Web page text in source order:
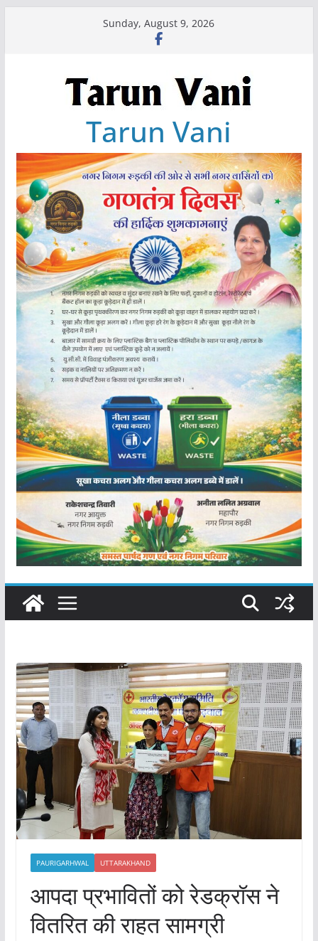
Sunday, August 9, 2026
Tarun Vani
PAURIGARHWAL UTTARAKHAND
आपदा प्रभावितों को रेडक्रॉस ने
वितरित की राहत सामग्री